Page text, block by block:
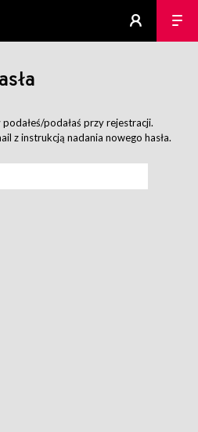
podałaś przy rejestracji.
z instrukcją nadania nowego hasła.